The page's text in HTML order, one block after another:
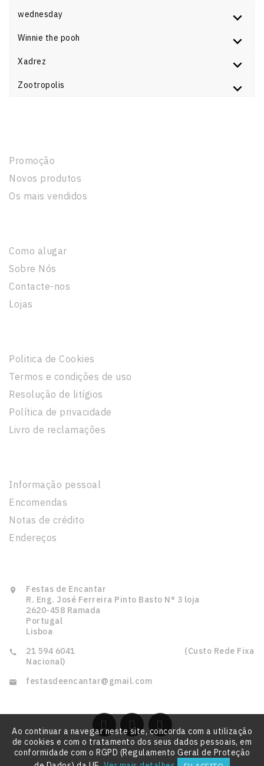
wednesday
Winnie the pooh
Xadrez
Zootropolis
Promoção
Novos produtos
Os mais vendidos
Como alugar
Sobre Nós
Contacte-nos
Lojas
Politica de Cookies
Termos e condições de uso
Resolução de litígios
Política de privacidade
Livro de reclamações
Informação pessoal
Encomendas
Notas de crédito
Endereços

Festas de Encantar
R. Eng. José Ferreira Pinto Basto N° 3 loja
2620-458 Ramada
Portugal
Lisboa

21 594 6041‎ ‎ ‎ ‎ ‎ ‎ ‎ ‎ ‎ ‎ ‎ ‎ ‎ ‎ ‎ ‎‎ ‎ ‎ ‎ ‎ ‎ ‎ ‎ ‎ ‎ ‎ ‎ ‎ ‎ ‎ ‎ ‎‎ ‎ ‎ ‎ ‎ ‎ ‎ ‎ ‎ ‎ ‎ ‎ ‎ ‎ ‎ ‎ ‎ ‎ ‎ ‎ ‎ ‎ (Custo Rede Fixa
Nacional)

Ao continuar a navegar neste site, concorda com a utilização
de cookies e com o tratamento dos seus dados pessoais, em
conformidade com o RGPD (Regulamento Geral de Proteção